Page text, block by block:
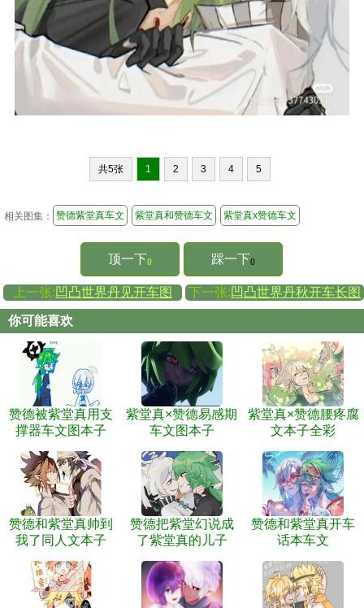
共5张 1 2 3 4 5
相关图集： 赞德紫堂真车文 紫堂真和赞德车文 紫堂真x赞德车文
顶一下() 踩一下()
上一张:凹凸世界丹见开车图 下一张:凹凸世界丹秋开车长图
你可能喜欢
赞德被紫堂真用支
撑器车文图本子
紫堂真×赞德易感期
车文图本子
紫堂真×赞德腰疼腐
文本子全彩
赞德和紫堂真帅到
我了同人文本子
赞德把紫堂幻说成
了紫堂真的儿子
赞德和紫堂真开车
话本车文